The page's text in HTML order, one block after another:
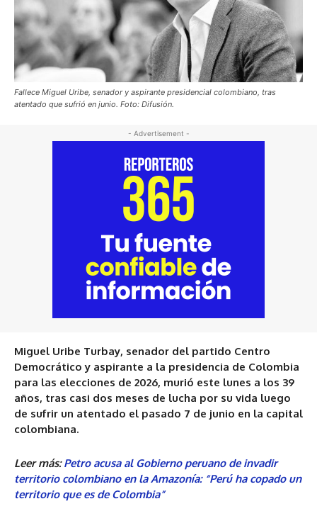
Fallece Miguel Uribe, senador y aspirante presidencial colombiano, tras
atentado que sufrió en junio. Foto: Difusión.
- Advertisement -
Miguel Uribe Turbay, senador del partido Centro
Democrático y aspirante a la presidencia de Colombia
para las elecciones de 2026, murió este lunes a los 39
años, tras casi dos meses de lucha por su vida luego
de sufrir un atentado el pasado 7 de junio en la capital
colombiana.
Leer más:Petro acusa al Gobierno peruano de invadir
territorio colombiano en la Amazonía: “Perú ha copado un
territorio que es de Colombia”